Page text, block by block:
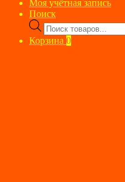
Моя учётная запись
Поиск
Поиск
товаров
Корзина 0